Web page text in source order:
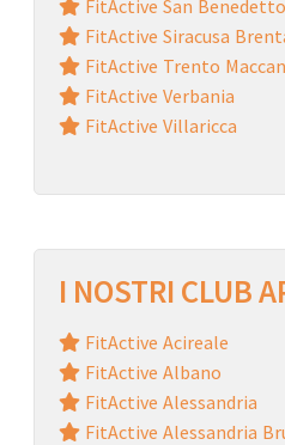
FitActive San
FitActive Siracusa
FitActive Trento
FitActive Verbania
FitActive Villaricca
I NOSTRI CLUB
FitActive Acireale
FitActive Albano
FitActive Alessandria
FitActive Alessandria